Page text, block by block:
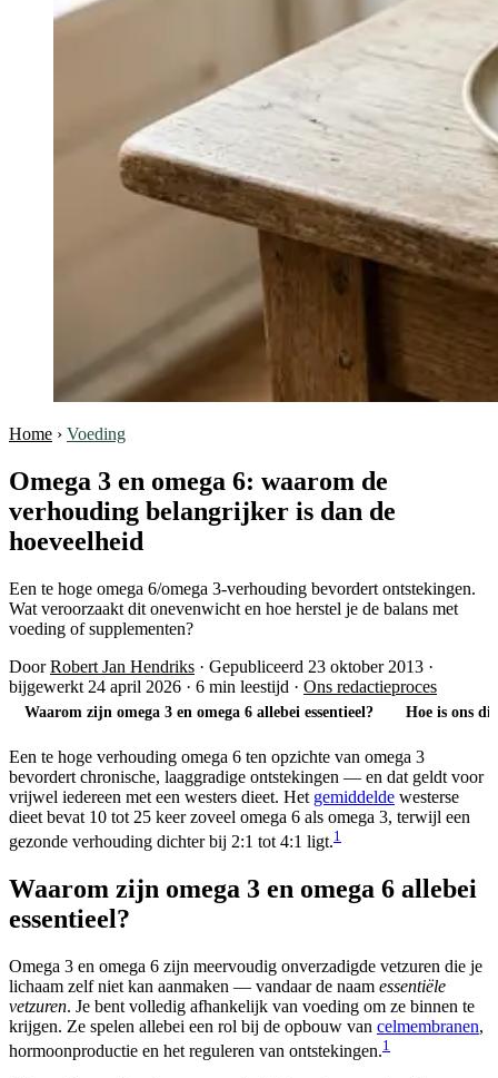
Home › Voeding
Omega 3 en omega 6: waarom de
verhouding belangrijker is dan de
hoeveelheid
Een te hoge omega 6/omega 3-verhouding bevordert ontstekingen.
Wat veroorzaakt dit onevenwicht en hoe herstel je de balans met
voeding of supplementen?
DoorRobert Jan Hendriks · Gepubliceerd 23 oktober 2013 ·
bijgewerkt 24 april 2026 · 6 min leestijd · Ons redactieproces
Waarom zijn omega 3 en omega 6 allebei essentieel? Hoe is ons
Een te hoge verhouding omega 6 ten opzichte van omega 3
bevordert chronische, laaggradige ontstekingen — en dat geldt voor
vrijwel iedereen met een westers dieet. Het gemiddelde westerse
dieet bevat 10 tot 25 keer zoveel omega 6 als omega 3, terwijl een
gezonde verhouding dichter bij 2:1 tot 4:1 ligt.1
Waarom zijn omega 3 en omega 6 allebei
essentieel?
Omega 3 en omega 6 zijn meervoudig onverzadigde vetzuren die je
lichaam zelf niet kan aanmaken — vandaar de naam essentiële
vetzuren. Je bent volledig afhankelijk van voeding om ze binnen te
krijgen. Ze spelen allebei een rol bij de opbouw van celmembranen,
hormoonproductie en het reguleren van ontstekingen.1